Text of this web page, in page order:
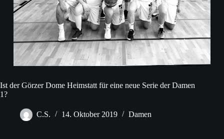
Ist der Görzer Dome Heimstatt für eine neue Serie der Damen
1?
C.S. 14. Oktober 2019 Damen